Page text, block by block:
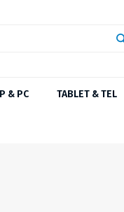
& PC TABLET & TEL